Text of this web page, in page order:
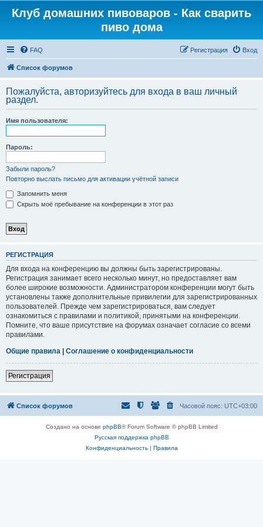
Клуб домашних пивоваров - Как cварить
пиво дома
FAQ Вход
Регистрация
Список форумов
Пожалуйста, авторизуйтесь для входа в ваш личный
раздел.
Имя пользователя:
Пароль:
Забыли пароль?
Повторно выслать письмо для активации учётной записи
Запомнить меня
Скрыть моё пребывание на конференции в этот раз
РЕГИСТРАЦИЯ
Для входа на конференцию вы должны быть зарегистрированы.
Регистрация занимает всего несколько минут, но предоставляет вам
более широкие возможности. Администратором конференции могут быть
установлены также дополнительные привилегии для зарегистрированных
пользователей. Прежде чем зарегистрироваться, вам следует
ознакомиться с правилами и политикой, принятыми на конференции.
Помните, что ваше присутствие на форумах означает согласие со всеми
правилами.
Общие правила | Соглашение о конфиденциальности
Регистрация
Список форумов Часовой пояс: UTC+03:00
Создано на основе phpBB® Forum Software © phpBB Limited
Русская поддержка phpBB
Конфиденциальность| Правила